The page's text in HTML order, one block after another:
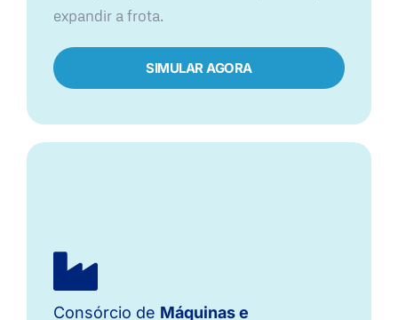
expandir a frota.
SIMULAR AGORA
Consórcio de Máquinas e